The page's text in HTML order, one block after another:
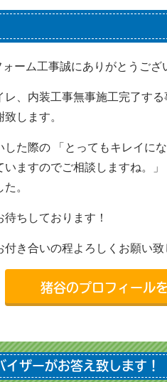
ーム工事誠にありがとうござ
レ、内装工事無事施工完了す
します。
した際の 「とってもキレイに
いますのでご相談しますね。
。
ちしております！
き合いの程よろしくお願い致
猪谷のプロフィール
ザーがお答え致します！